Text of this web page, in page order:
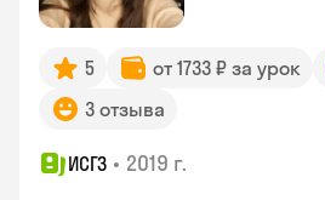
5 от 1733 ₽ за урок
3 отзыва
ИСГЗ • 2019 г.